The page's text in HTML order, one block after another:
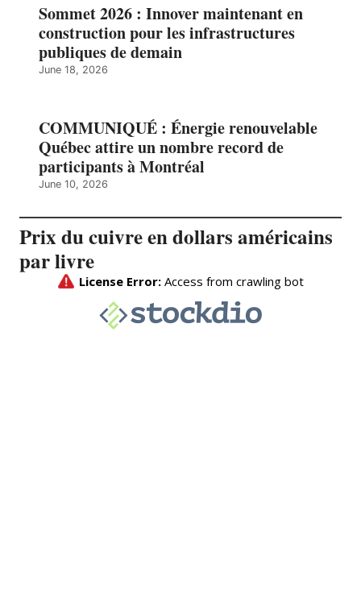
Sommet 2026 : Innover maintenant en
construction pour les infrastructures
publiques de demain
June 18, 2026
COMMUNIQUÉ : Énergie renouvelable
Québec attire un nombre record de
participants à Montréal
June 10, 2026
Prix du cuivre en dollars américains
par livre